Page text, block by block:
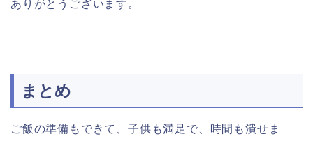
ありがとうございます。
まとめ
ご飯の準備もできて、子供も満足で、時間も潰せま